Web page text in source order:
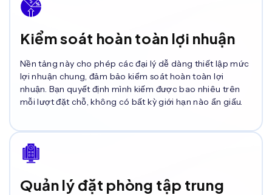
Kiểm soát hoàn toàn lợi nhuận
Nền tảng này cho phép các đại lý dễ dàng thiết lập mức
lợi nhuận chung, đảm bảo kiểm soát hoàn toàn lợi
nhuận. Bạn quyết định mình kiếm được bao nhiêu trên
mỗi lượt đặt chỗ, không có bất kỳ giới hạn nào ẩn giấu.
Quản lý đặt phòng tập trung